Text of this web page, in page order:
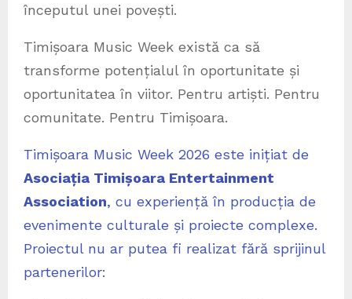
începutul unei povești.
Timișoara Music Week există ca să
transforme potențialul în oportunitate și
oportunitatea în viitor. Pentru artiști. Pentru
comunitate. Pentru Timișoara.
Timișoara Music Week 2026 este inițiat de
Asociația Timișoara Entertainment
Association, cu experiență în producția de
evenimente culturale și proiecte complexe.
Proiectul nu ar putea fi realizat fără sprijinul
partenerilor: